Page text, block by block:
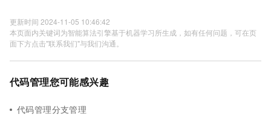
更新时间 2024-11-05 10:46:42
本页面内关键词为智能算法引擎基于机器学习所生成，如有任何问题，可在页
面下方点击"联系我们"与我们沟通。
代码管理您可能感兴趣
代码管理分支管理